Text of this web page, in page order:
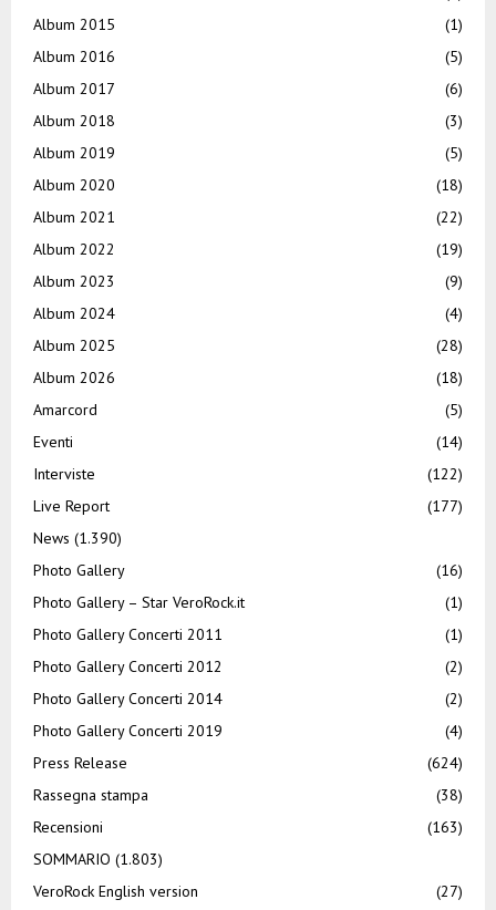
Album 2015
(1)
Album 2016
(5)
Album 2017
(6)
Album 2018
(3)
Album 2019
(5)
Album 2020
(18)
Album 2021
(22)
Album 2022
(19)
Album 2023
(9)
Album 2024
(4)
Album 2025
(28)
Album 2026
(18)
Amarcord
(5)
Eventi
(14)
Interviste
(122)
Live Report
(177)
News (1.390)
Photo Gallery
(16)
Photo Gallery – Star VeroRock.it
(1)
Photo Gallery Concerti 2011
(1)
Photo Gallery Concerti 2012
(2)
Photo Gallery Concerti 2014
(2)
Photo Gallery Concerti 2019
(4)
Press Release
(624)
Rassegna stampa
(38)
Recensioni
(163)
SOMMARIO (1.803)
VeroRock English version
(27)